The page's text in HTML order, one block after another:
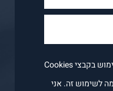
לידיעתכם, באתר זה נעשה שימוש בקבצי Cookies
לשימוש זה. אני